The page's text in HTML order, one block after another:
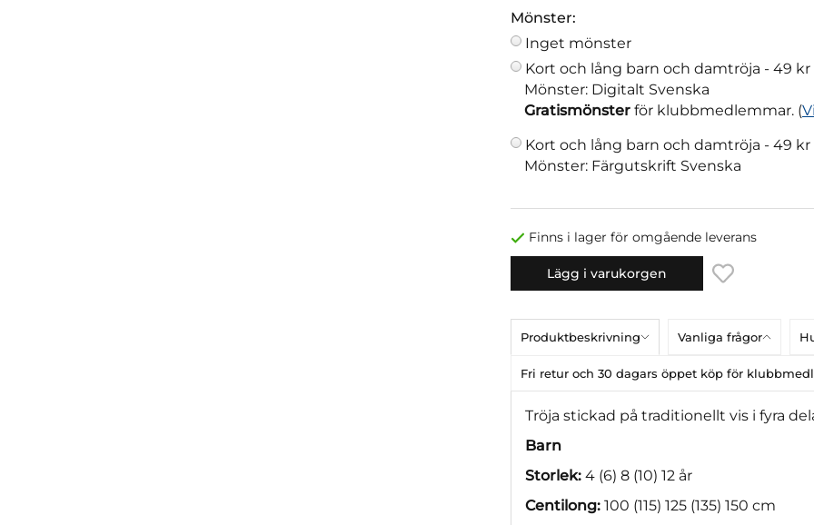
Mönster:
Inget mönster
Kort och lång barn och damtröja - 49 kr
Mönster: Digitalt Svenska
Gratismönster för klubbmedlemmar. (
Kort och lång barn och damtröja - 49 kr
Mönster: Färgutskrift Svenska
Finns i lager för omgående leverans
Lägg i varukorgen
Produktbeskrivning Vanliga frågor
Fri retur och 30 dagars öppet köp för
Tröja stickad på traditionellt vis i fyra
Barn
Storlek: 4 (6) 8 (10) 12 år
Centilong: 100 (115) 125 (135) 150 cm